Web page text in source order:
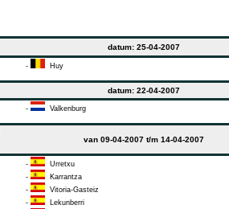
datum: 25-04-2007
- Huy
datum: 22-04-2007
- Valkenburg
van 09-04-2007 t/m 14-04-2007
- Urretxu
- Karrantza
- Vitoria-Gasteiz
- Lekunberri